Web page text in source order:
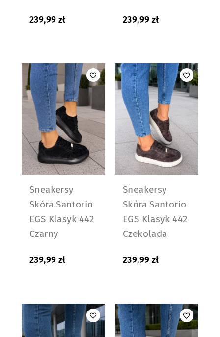
239,99 zł 239,99 zł
Sneakersy
Skóra Santorio
EGS Klasyk 442
Czarny
239,99 zł
Sneakersy
Skóra Santorio
EGS Klasyk 442
Czekolada
239,99 zł